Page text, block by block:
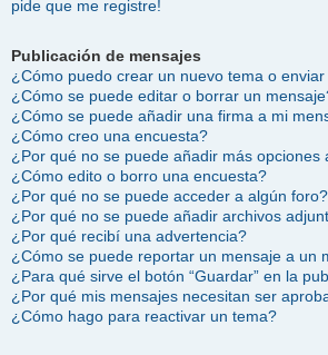
pide que me registre!
Publicación de mensajes
¿Cómo puedo crear un nuevo tema o
¿Cómo se puede editar o borrar un
¿Cómo se puede añadir una firma a mi
¿Cómo creo una encuesta?
¿Por qué no se puede añadir más opciones
¿Cómo edito o borro una encuesta?
¿Por qué no se puede acceder a algún foro?
¿Por qué no se puede añadir archivos
¿Por qué recibí una advertencia?
¿Cómo se puede reportar un mensaje a un
¿Para qué sirve el botón “Guardar” en la
¿Por qué mis mensajes necesitan ser
¿Cómo hago para reactivar un tema?